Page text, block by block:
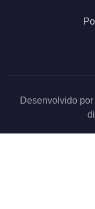
Desenvolvido por